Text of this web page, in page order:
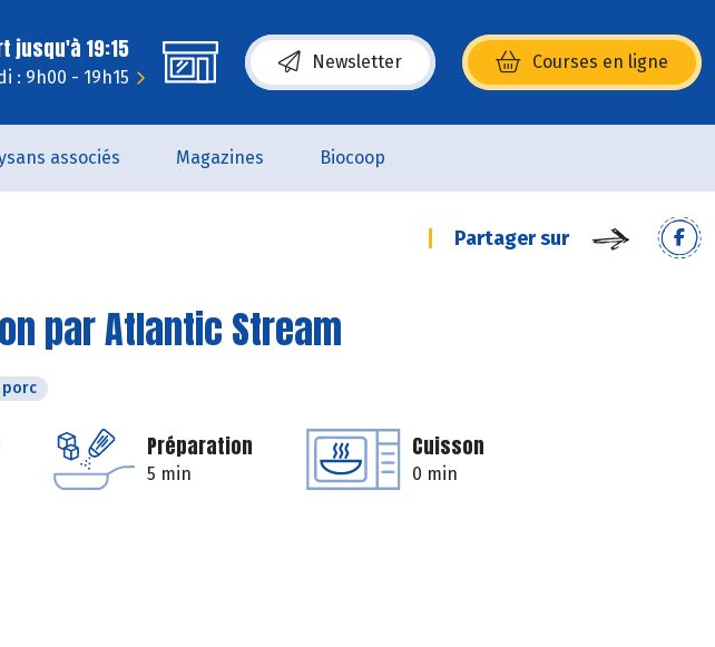
jusqu'à 19:15
: 9h00 - 19h15
Newsletter Courses en ligne
(s’ouvre dans une nouvelle fenêtre)
associés Magazines Biocoop
Partager sur
par Atlantic Stream
porc
Préparation
5 min
Cuisson
0 min